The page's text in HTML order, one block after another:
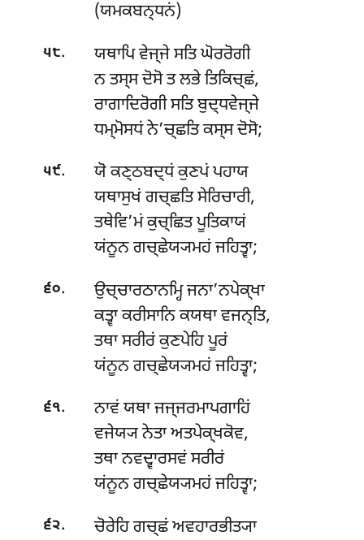
(ਯਮਕਬਨ੍ਧਨਂ)
੫੮.
ਯਥਾਪਿ ਵੇਜ੍ਜੇ ਸਤਿ ਘੋਰਰੋਗੀ
ਨ ਤਸ੍ਸ ਦੋਸੋ ਤ ਲਭੇ ਤਿਕਿਚ੍ਛਂ,
ਰਾਗਾਦਿਰੋਗੀ ਸਤਿ ਬੁਦ੍ਧਵੇਜ੍ਜੇ
ਧਮ੍ਮੋਸਧਂ ਨੇ’ਚ੍ਛਤਿ ਕਸ੍ਸ ਦੋਸੋ;
੫੯.
ਯੋ ਕਣ੍ਠਬਦ੍ਧਂ ਕੁਣਪਂ ਪਹਾਯ
ਯਥਾਸੁਖਂ ਗਚ੍ਛਤਿ ਸੇਰਿਚਾਰੀ,
ਤਥੇਵਿ’ਮਂ ਕੁਚ੍ਛਿਤ ਪੂਤਿਕਾਯਂ
ਯਂਨੂਨ ਗਚ੍ਛੇਯ੍ਯਮਹਂ ਜਹਿਤ੍ਵਾ;
੬੦.
ਉਚ੍ਚਾਰਠਾਨਮ੍ਹਿ ਜਨਾ’ਨਪੇਕ੍ਖਾ
ਕਤ੍ਵਾ ਕਰੀਸਾਨਿ ਕਯਥਾ ਵਜਨ੍ਤਿ,
ਤਥਾ ਸਰੀਰਂ ਕੁਣਪੇਹਿ ਪੂਰਂ
ਯਂਨੂਨ ਗਚ੍ਛੇਯ੍ਯਮਹਂ ਜਹਿਤ੍ਵਾ;
੬੧.
ਨਾਵਂ ਯਥਾ ਜਜ੍ਜਰਮਾਪਗਾਹਿਂ
ਵਜੇਯ੍ਯ ਨੇਤਾ ਅਤਪੇਕ੍ਖਕੋਵ,
ਤਥਾ ਨਵਦ੍ਵਾਰਸਵਂ ਸਰੀਰਂ
ਯਂਨੂਨ ਗਚ੍ਛੇਯ੍ਯਮਹਂ ਜਹਿਤ੍ਵਾ;
੬੨.
ਚੋਰੇਹਿ ਗਚ੍ਛਂ ਅਵਹਾਰਭੀਤ੍ਯਾ